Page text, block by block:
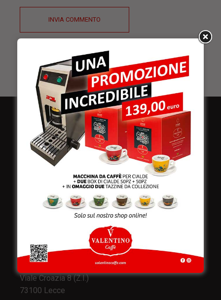
INVIA COMMENTO
e produzione:
Viale Croazia 8 (Z.I.)
73100 Lecce